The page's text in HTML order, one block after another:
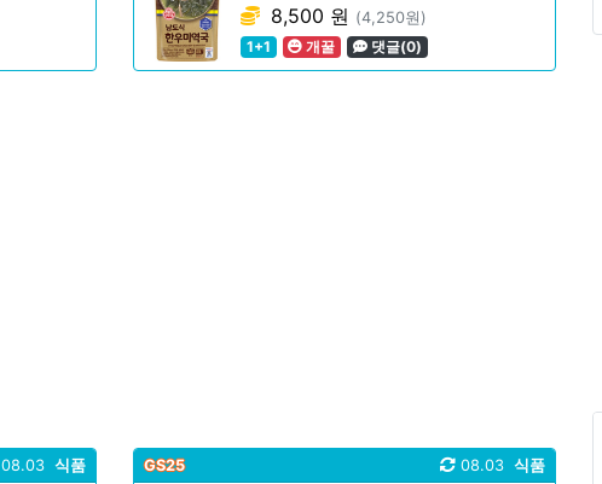
8,500 원 (4,250원)
1+1
개꿀 댓글(0)
식품
08.03 GS25 식품
08.03